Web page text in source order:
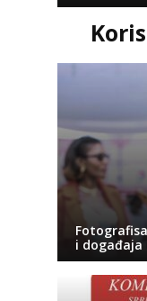
i događaja